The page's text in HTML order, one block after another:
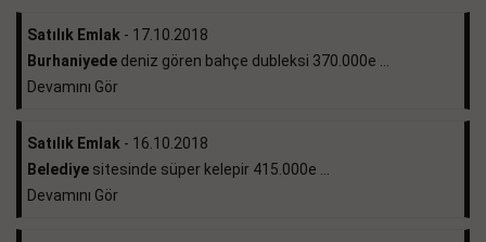
Satılık Emlak - 17.10.2018
Burhaniyede deniz gören bahçe dubleksi 370.000e ...
Devamını Gör
Satılık Emlak - 16.10.2018
Belediye sitesinde süper kelepir 415.000e ...
Devamını Gör